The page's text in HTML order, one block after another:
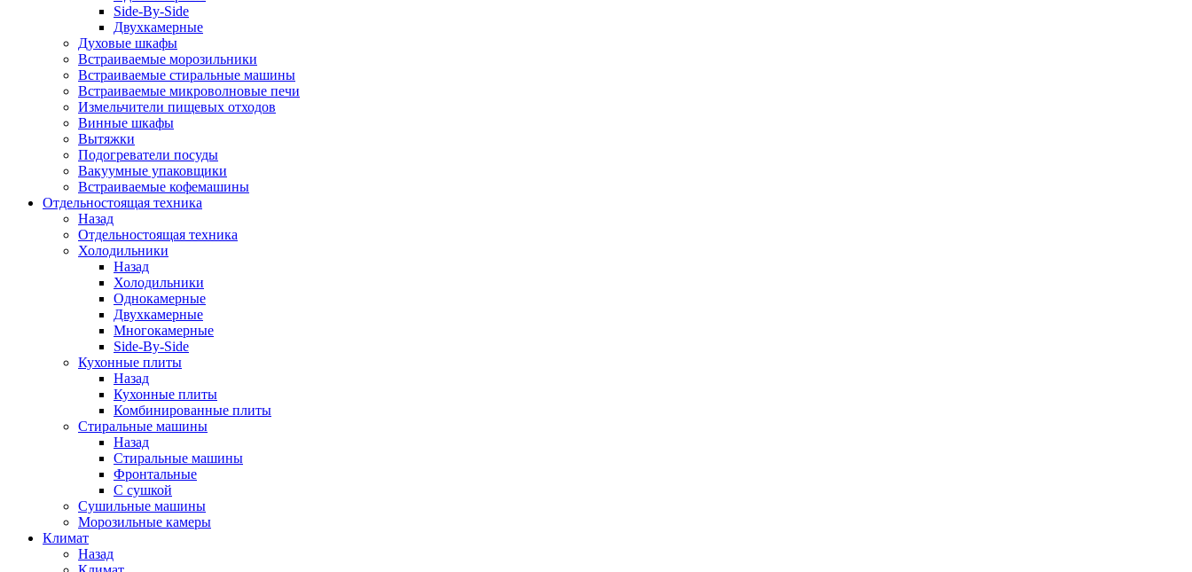
Side-By-Side
Двухкамерные
Духовые шкафы
Встраиваемые морозильники
Встраиваемые стиральные машины
Встраиваемые микроволновые печи
Измельчители пищевых отходов
Винные шкафы
Вытяжки
Подогреватели посуды
Вакуумные упаковщики
Встраиваемые кофемашины
Отдельностоящая техника
Назад
Отдельностоящая техника
Холодильники
Назад
Холодильники
Однокамерные
Двухкамерные
Многокамерные
Side-By-Side
Кухонные плиты
Назад
Кухонные плиты
Комбинированные плиты
Стиральные машины
Назад
Стиральные машины
Фронтальные
С сушкой
Сушильные машины
Морозильные камеры
Климат
Назад